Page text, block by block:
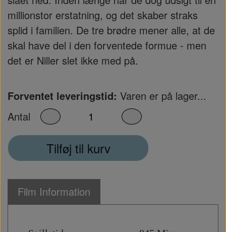
millionstor erstatning, og det skaber straks
splid i familien. De tre brødre mener alle, at de
skal have del i den forventede formue - men
det er Niller slet ikke med på.
Forventet leveringstid: Varen er på lager...
Antal
Tilføj til kurv
Film Information